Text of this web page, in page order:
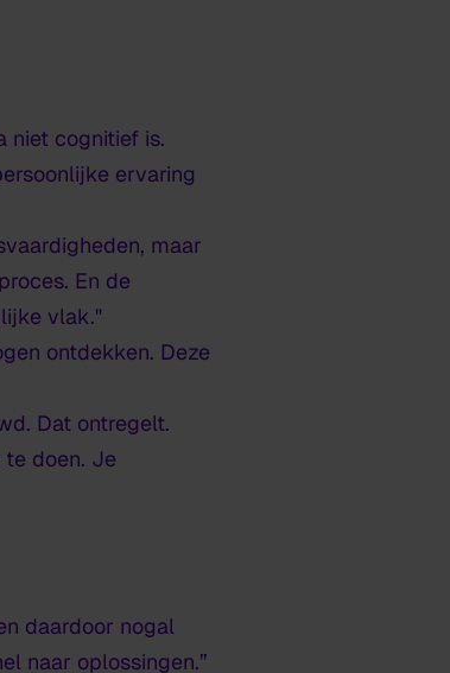
niet cognitief is.
ervaring
maar
En de
vlak."
ontdekken. Deze
Dat ontregelt.
doen. Je
daardoor nogal
naar oplossingen.”